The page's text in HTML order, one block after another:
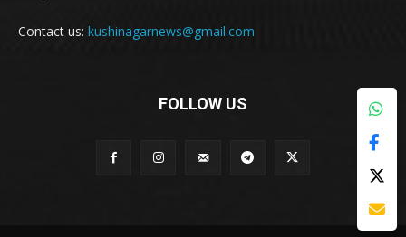
Contact us: kushinagarnews@gmail.com
FOLLOW US